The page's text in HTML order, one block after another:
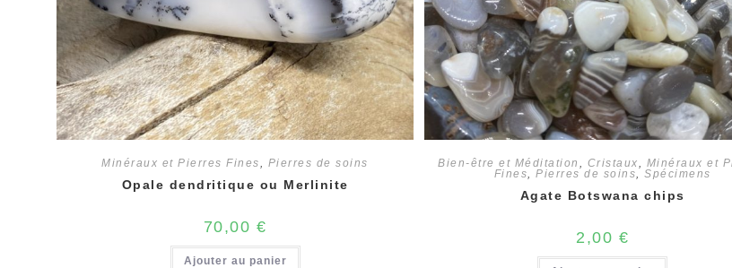
Minéraux et Pierres Fines, Pierres de soins
Opale dendritique ou Merlinite
70,00 €
Ajouter au panier
Bien-être et Méditation , Cristaux, Minéraux et
Fines,Pierres de soins,Spécimens
Agate Botswana chips
2,00 €